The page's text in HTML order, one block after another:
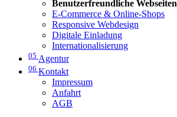
Benutzerfreundliche Webseiten
E-Commerce & Online-Shops
Responsive Webdesign
Digitale Einladung
Internationalisierung
05 Agentur
06 Kontakt
Impressum
Anfahrt
AGB